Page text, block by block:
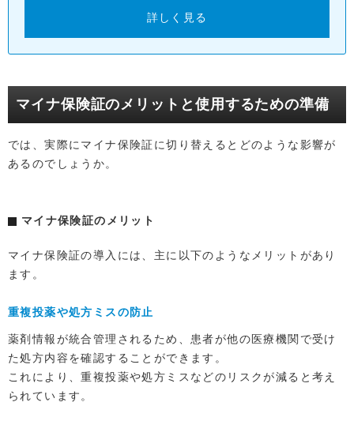
詳しく見る
マイナ保険証のメリットと使用するための準備
では、実際にマイナ保険証に切り替えるとどのような影響が
あるのでしょうか。
マイナ保険証のメリット
マイナ保険証の導入には、主に以下のようなメリットがあり
ます。
重複投薬や処方ミスの防止
薬剤情報が統合管理されるため、患者が他の医療機関で受け
た処方内容を確認することができます。
これにより、重複投薬や処方ミスなどのリスクが減ると考え
られています。